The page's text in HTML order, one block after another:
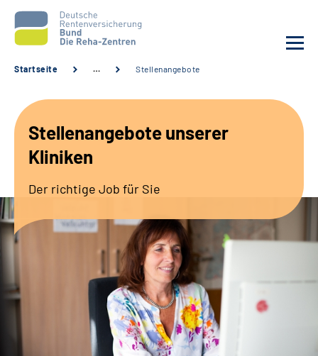
Unsere Kliniken
Sozialdienste & Zuweisende
Erweiterte Suche
Gebärdensprache
Startseite … Stellenangebote
Stellenangebote unserer
Kliniken
Der richtige Job für Sie